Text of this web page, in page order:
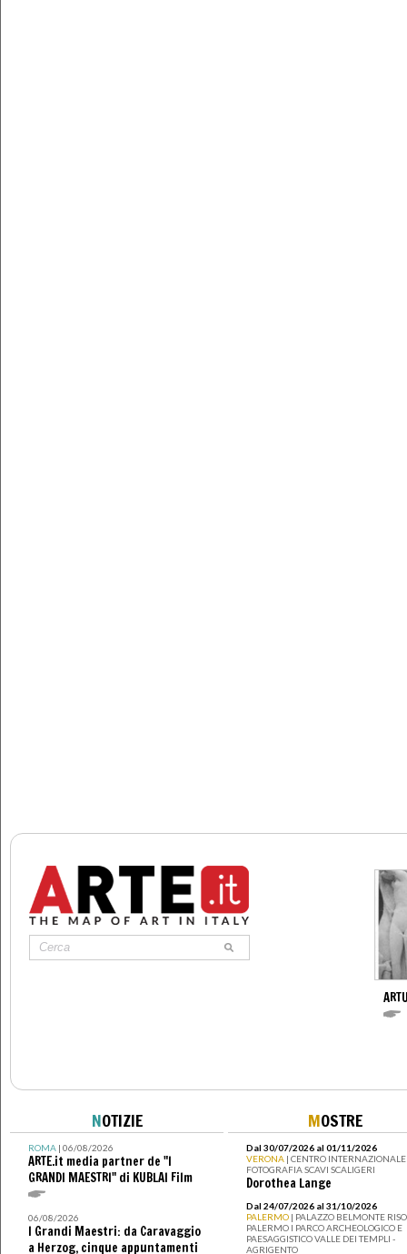
NOTIZIE
ROMA | 06/08/2026
ARTE.it media partner de "I
GRANDI MAESTRI" di KUBLAI Film
06/08/2026
I Grandi Maestri: da Caravaggio
a Herzog, cinque appuntamenti
MOSTRE
Dal 30/07/2026 al 01/11/2026
VERONA | CENTRO
FOTOGRAFIA SCAVI SCALIGERI
Dorothea Lange
Dal 24/07/2026 al 31/10/2026
PALERMO | PALAZZO BELMONTE
PALERMO I PARCO ARCHEOLOGICO E
PAESAGGISTICO VALLE DEI TEMPLI -
AGRIGENTO